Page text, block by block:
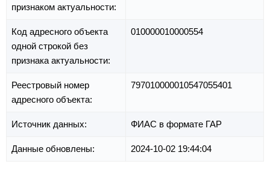
признаком актуальности:
Код адресного объекта
одной строкой без
признака актуальности:
010000010000554
Реестровый номер
адресного объекта:
797010000010547055401
Источник данных: ФИАС в формате ГАР
Данные обновлены: 2024-10-02 19:44:04